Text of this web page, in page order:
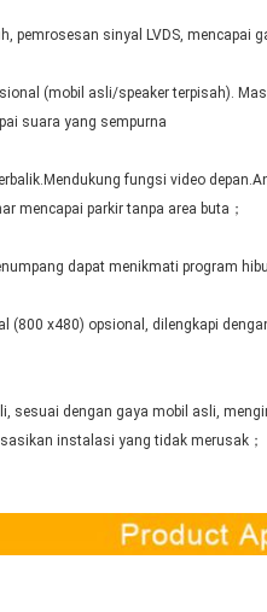
pemrosesan sinyal LVDS, mencapai
(mobil asli/speaker terpisah).
suara yang sempurna
fungsi video
mencapai parkir tanpa area buta；
dapat menikmati program
(800 x480) opsional, dilengkapi
sesuai dengan gaya mobil asli,
instalasi yang tidak merusak；